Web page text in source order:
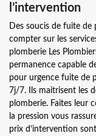
l’intervention
Des soucis de fuite de
compter sur les
plomberie Les
permanence capable
pour urgence fuite de
7j/7. Ils maitrisent les
plomberie. Faites leur
la pression vous
prix d’intervention